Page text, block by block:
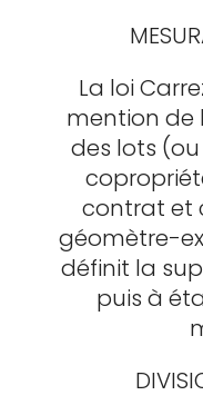
La loi
mention de
des lots
contrat et
géomètre-
définit la
puis à